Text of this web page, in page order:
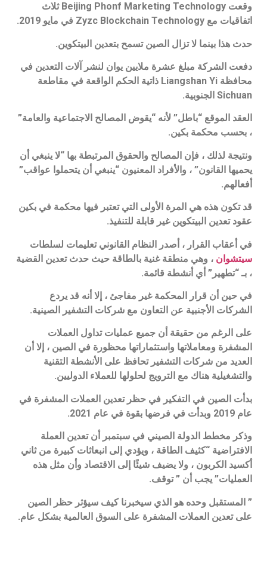
وقعت Beijing Phonf Marketing Technology ثلاث
اتفاقيات مع Zyzc Blockchain Technology في مايو 2019.
حدث هذا بينما لا تزال الصين تسمح بتعدين البيتكوين.
دفعت الشركة مبلغ عشرة ملايين يوان لنشر آلات التعدين في
محافظة Liangshan Yi ذاتية الحكم الواقعة في مقاطعة
Sichuan الجنوبية.
العقد الموقع “باطل” لأنه “يقوض المصالح الاجتماعية والعامة”
، بحسب محكمة بكين.
ونتيجة لذلك ، فإن المصالح والحقوق المرتبطة بها “لا ينبغي أن
يحميها القانون” ، والأفراد المعنيون “ينبغي أن يتحملوا عواقب”
أفعالهم.
قد تكون هذه هي المرة الأولى التي تعتبر فيها محكمة في بكين
عقود تعدين البيتكوين غير قابلة للتنفيذ.
في أعقاب القرار ، أصدر النظام القانوني تعليمات لسلطات
سيتشوان ، وهي منطقة غنية بالطاقة حيث حدث تعدين القضية
، بـ “تطهير” أي أنشطة قائمة.
في حين أن قرار المحكمة غير مفاجئ ، إلا أنه قد يردع
الشركات الأجنبية عن التعاون مع شركات التشفير الصينية.
على الرغم من حقيقة أن جميع عمليات تداول العملات
المشفرة ومعاملاتها واستثماراتها محظورة في الصين ، إلا أن
العديد من شركات التشفير تحافظ على الأنشطة التقنية
والتشغيلية هناك مع الترويج لحلولها للعملاء الدوليين.
بدأت الصين في التفكير في حظر تعدين العملات المشفرة في
عام 2019 وبدأت في فرضها بقوة في عام 2021.
وذكر مخطط الدولة الصيني في سبتمبر أن تعدين العملة
الافتراضية “كثيف الطاقة ، ويؤدي إلى انبعاثات كبيرة من ثاني
أكسيد الكربون ، ولا يضيف شيئًا إلى الاقتصاد وأن مثل هذه
العمليات” يجب أن ” توقف.
” المستقبل وحده هو الذي سيخبرنا كيف سيؤثر حظر الصين
على تعدين العملات المشفرة على السوق العالمية بشكل عام.